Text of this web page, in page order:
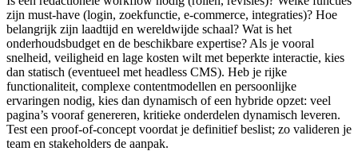
zijn must-have (login, zoekfunctie, e-commerce, integraties)? Hoe
belangrijk zijn laadtijd en wereldwijde schaal? Wat is het
onderhoudsbudget en de beschikbare expertise? Als je vooral
snelheid, veiligheid en lage kosten wilt met beperkte interactie, kies
dan statisch (eventueel met headless CMS). Heb je rijke
functionaliteit, complexe contentmodellen en persoonlijke
ervaringen nodig, kies dan dynamisch of een hybride opzet: veel
pagina’s vooraf genereren, kritieke onderdelen dynamisch leveren.
Test een proof-of-concept voordat je definitief beslist; zo valideren je
team en stakeholders de aanpak.